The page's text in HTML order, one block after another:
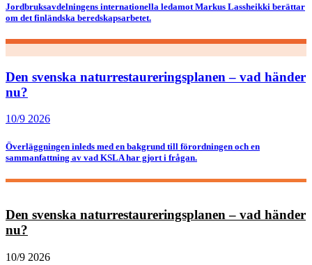
Jordbruksavdelningens internationella ledamot Markus Lassheikki berättar
om det finländska beredskapsarbetet.
Den svenska naturrestaureringsplanen – vad händer
nu?
10/9 2026
Överläggningen inleds med en bakgrund till förordningen och en
sammanfattning av vad KSLA har gjort i frågan.
Den svenska naturrestaureringsplanen – vad händer
nu?
10/9 2026